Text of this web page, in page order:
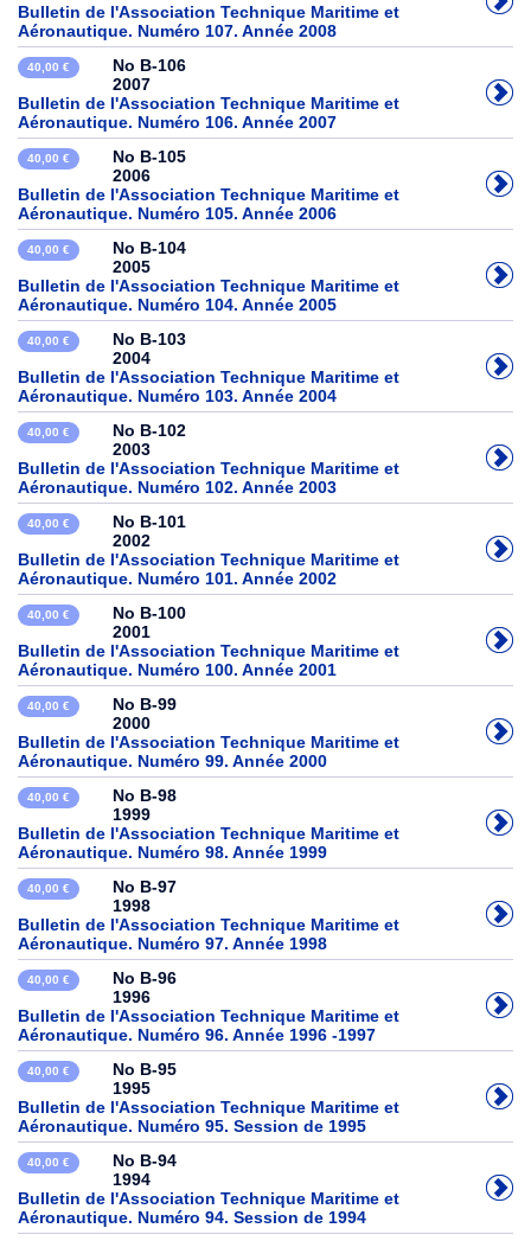
Bulletin de l'Association Technique Maritime et
Aéronautique. Numéro 107. Année 2008
40,00 €
No B-106
2007
Bulletin de l'Association Technique Maritime et
Aéronautique. Numéro 106. Année 2007
40,00 €
No B-105
2006
Bulletin de l'Association Technique Maritime et
Aéronautique. Numéro 105. Année 2006
40,00 €
No B-104
2005
Bulletin de l'Association Technique Maritime et
Aéronautique. Numéro 104. Année 2005
40,00 €
No B-103
2004
Bulletin de l'Association Technique Maritime et
Aéronautique. Numéro 103. Année 2004
40,00 €
No B-102
2003
Bulletin de l'Association Technique Maritime et
Aéronautique. Numéro 102. Année 2003
40,00 €
No B-101
2002
Bulletin de l'Association Technique Maritime et
Aéronautique. Numéro 101. Année 2002
40,00 €
No B-100
2001
Bulletin de l'Association Technique Maritime et
Aéronautique. Numéro 100. Année 2001
40,00 €
No B-99
2000
Bulletin de l'Association Technique Maritime et
Aéronautique. Numéro 99. Année 2000
40,00 €
No B-98
1999
Bulletin de l'Association Technique Maritime et
Aéronautique. Numéro 98. Année 1999
40,00 €
No B-97
1998
Bulletin de l'Association Technique Maritime et
Aéronautique. Numéro 97. Année 1998
40,00 €
No B-96
1996
Bulletin de l'Association Technique Maritime et
Aéronautique. Numéro 96. Année 1996 -1997
40,00 €
No B-95
1995
Bulletin de l'Association Technique Maritime et
Aéronautique. Numéro 95. Session de 1995
40,00 €
No B-94
1994
Bulletin de l'Association Technique Maritime et
Aéronautique. Numéro 94. Session de 1994